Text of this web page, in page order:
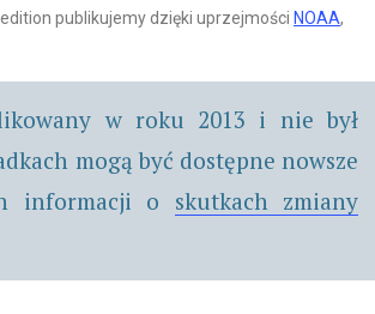
publikujemy dzięki uprzejmości NOAA,
w roku 2013 i nie był
mogą być dostępne nowsze
informacji o skutkach zmiany